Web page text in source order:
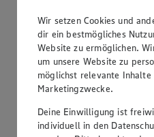
1.49
Festpreis von
aus Süddeutschland,
Wir setzen Cookies und
dir ein bestmögliches
Website zu ermöglichen.
um unsere Website zu
möglichst relevante
Marketingzwecke.
Deine Einwilligung ist
individuell in den